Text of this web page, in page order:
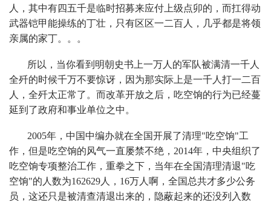
人，其中有四五千是临时招募来应付上级点卯的，而扛得动
武器铠甲能操练的丁壮，只有区区一二百人，几乎都是将领
亲属的家丁。。。
所以，当你看到明朝史书上一万人的军队被满清一千人
全歼的时候千万不要惊讶，因为那实际上是一千人打一二百
人，全歼太正常了。而改革开放之后，吃空饷的行为已经蔓
延到了政府和事业单位之中。
2005年，中国中编办就在全国开展了清理"吃空饷"工
作，但是吃空饷的风气一直屡禁不绝，2014年，中央组织了
吃空饷专项整治工作，重拳之下，当年在全国清理清退"吃
空饷"的人数为162629人，16万人啊，全国总共才多少公务
员，这还只是被清查清退出来的，隐蔽起来的还没列入数